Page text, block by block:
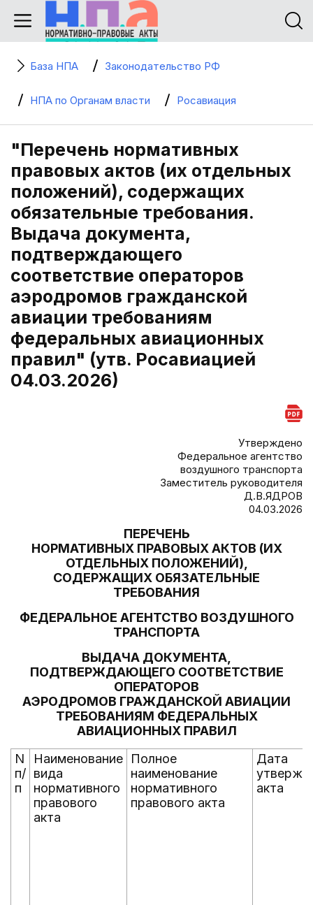
База НПА Законодательство РФ
НПА по Органам власти Росавиация
"Перечень нормативных
правовых актов (их отдельных
положений), содержащих
обязательные требования.
Выдача документа,
подтверждающего
соответствие операторов
аэродромов гражданской
авиации требованиям
федеральных авиационных
правил" (утв. Росавиацией
04.03.2026)
Утверждено
Федеральное агентство
воздушного транспорта
Заместитель руководителя
Д.В.ЯДРОВ
04.03.2026
ПЕРЕЧЕНЬ
НОРМАТИВНЫХ ПРАВОВЫХ АКТОВ (ИХ
ОТДЕЛЬНЫХ ПОЛОЖЕНИЙ),
СОДЕРЖАЩИХ ОБЯЗАТЕЛЬНЫЕ
ТРЕБОВАНИЯ
ФЕДЕРАЛЬНОЕ АГЕНТСТВО ВОЗДУШНОГО
ТРАНСПОРТА
ВЫДАЧА ДОКУМЕНТА,
ПОДТВЕРЖДАЮЩЕГО СООТВЕТСТВИЕ
ОПЕРАТОРОВ
АЭРОДРОМОВ ГРАЖДАНСКОЙ АВИАЦИИ
ТРЕБОВАНИЯМ ФЕДЕРАЛЬНЫХ
АВИАЦИОННЫХ ПРАВИЛ
N
п/
п
Наименование
вида
нормативного
правового
акта
Полное
наименование
нормативного
правового акта
Дата
акта